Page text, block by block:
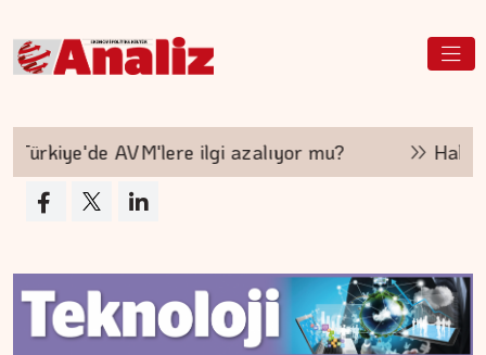
AVM'lere ilgi azalıyor mu? Hakan